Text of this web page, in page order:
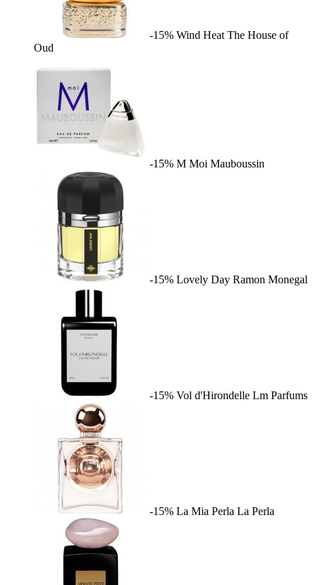
-15% Wind Heat The House of
Oud
-15% M Moi Mauboussin
-15% Lovely Day Ramon Monegal
-15% Vol d'Hirondelle Lm Parfums
-15% La Mia Perla La Perla